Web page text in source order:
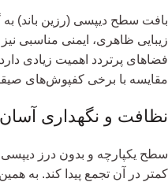
بافت سطح دیپسی (رزین باند)
زیبایی ظاهری، ایمنی مناسبی
فضاهای پرتردد اهمیت زیادی
مقایسه با برخی کفپوش‌های
نظافت و نگهداری
سطح یکپارچه و بدون درز
کمتر در آن تجمع پیدا کند. به